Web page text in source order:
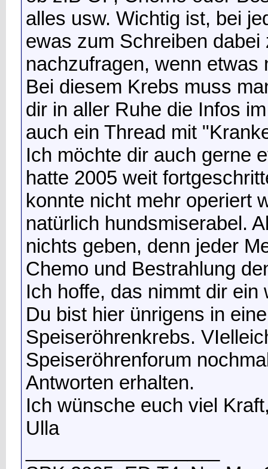
alles usw. Wichtig ist, bei
ewas zum Schreiben
nachzufragen, wenn
Bei diesem Krebs muss
dir in aller Ruhe die Infos
auch ein Thread mit
Ich möchte dir auch gerne
hatte 2005 weit
konnte nicht mehr operiert
natürlich hundsmiserabel.
nichts geben, denn jeder
Chemo und Bestrahlung
Ich hoffe, das nimmt dir ein
Du bist hier ünrigens in
Speiseröhrenkrebs.
Speiseröhrenforum
Antworten erhalten.
Ich wünsche euch viel
Ulla